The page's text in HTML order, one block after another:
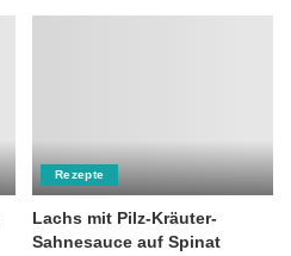
Rezepte
Lachs mit Pilz-Kräuter-
Sahnesauce auf Spinat